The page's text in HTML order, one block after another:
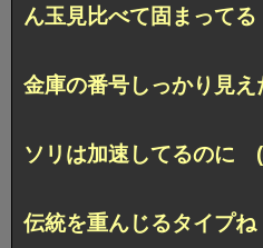
ん玉見比べて固まって
金庫の番号しっかり見
ソリは加速してるのに
伝統を重んじるタイプ